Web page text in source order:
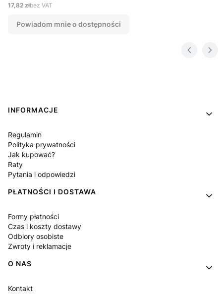
Cena
17,82 złbez VAT
Powiadom mnie o dostępności
Linki w stopce
INFORMACJE
Regulamin
Polityka prywatności
Jak kupować?
Raty
Pytania i odpowiedzi
PŁATNOŚCI I DOSTAWA
Formy płatności
Czas i koszty dostawy
Odbiory osobiste
Zwroty i reklamacje
O NAS
Kontakt